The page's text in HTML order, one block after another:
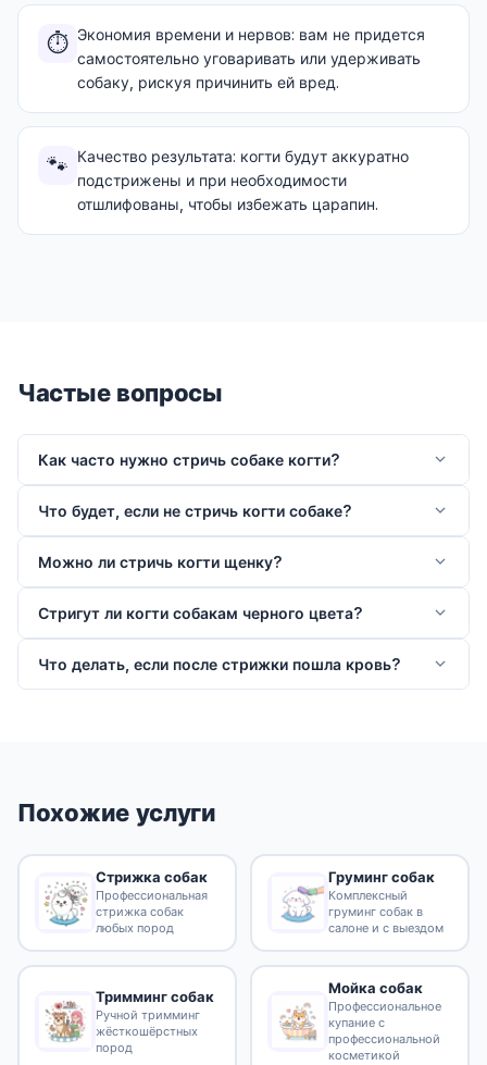
⏱️ Экономия времени и нервов: вам не придется
самостоятельно уговаривать или удерживать
собаку, рискуя причинить ей вред.
🐾 Качество результата: когти будут аккуратно
подстрижены и при необходимости
отшлифованы, чтобы избежать царапин.
Частые вопросы
Как часто нужно стричь собаке когти?
Что будет, если не стричь когти собаке?
Можно ли стричь когти щенку?
Стригут ли когти собакам черного цвета?
Что делать, если после стрижки пошла кровь?
Похожие услуги
Стрижка собак
Профессиональная
стрижка собак
любых пород
Груминг собак
Комплексный
груминг собак в
салоне и с выездом
Тримминг собак
Ручной тримминг
жёсткошёрстных
пород
Мойка собак
Профессиональное
купание с
профессиональной
косметикой